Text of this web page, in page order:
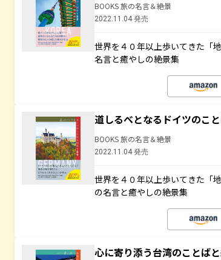
BOOKS 旅の名言＆絶景
2022.11.04 発売
世界を４０年以上歩いてきた「
名言と癒やしの絶景集
道しるべとなるドイツのこ
BOOKS 旅の名言＆絶景
2022.11.04 発売
世界を４０年以上歩いてきた「
の名言と癒やしの絶景集
心に寄り添う台湾のことば